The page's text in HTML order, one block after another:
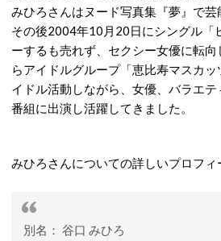
みひろさんはヌード写真集『夢』で芸
その後2004年10月20日にシングル「
ーするも売れず、セクシー女優に転
らアイドルグループ「恵比寿マスカ
イドル活動しながら、女優、バラエ
番組に出演し活躍してきました。
みひろさんについての詳しいプロフィ
別名： 谷口 みひろ